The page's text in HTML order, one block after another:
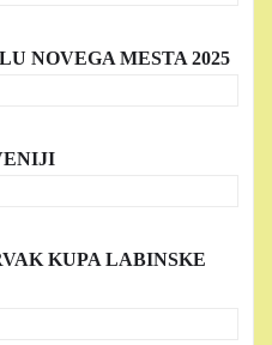
NOVEGA MESTA 2025
KUPA LABINSKE